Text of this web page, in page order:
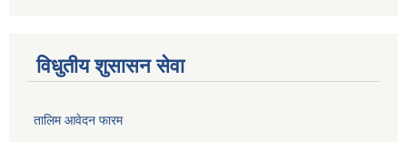
विधुतीय शुसासन सेवा
तालिम आवेदन फारम